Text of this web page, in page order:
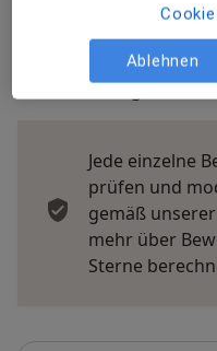
16 Bewertungen
Jede einzelne
prüfen und
gemäß
mehr über
Sterne
Ablehnen